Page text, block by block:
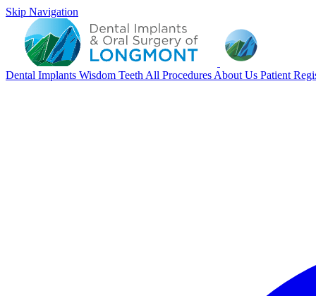
Skip Navigation
Dental Implants Wisdom Teeth All Procedures About Us Patient